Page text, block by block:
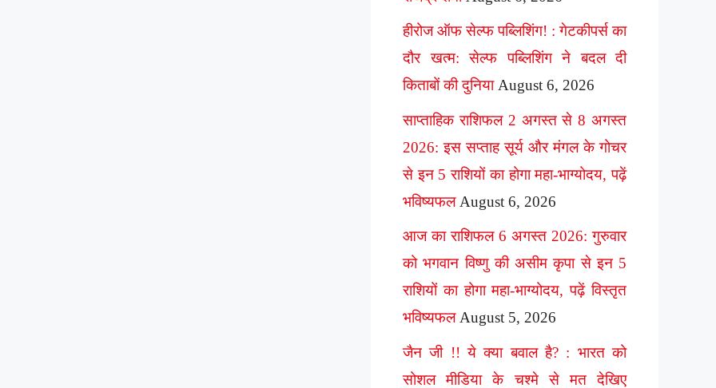
हीरोज ऑफ सेल्फ पब्लिशिंग! : गेटकीपर्स का
दौर खत्म: सेल्फ पब्लिशिंग ने बदल दी
किताबों की दुनिया August 6, 2026
साप्ताहिक राशिफल 2 अगस्त से 8 अगस्त
2026: इस सप्ताह सूर्य और मंगल के गोचर
से इन 5 राशियों का होगा महा-भाग्योदय, पढ़ें
भविष्यफल August 6, 2026
आज का राशिफल 6 अगस्त 2026: गुरुवार
को भगवान विष्णु की असीम कृपा से इन 5
राशियों का होगा महा-भाग्योदय, पढ़ें विस्तृत
भविष्यफल August 5, 2026
जैन जी !! ये क्या बवाल है? : भारत को
सोशल मीडिया के चश्मे से मत देखिए